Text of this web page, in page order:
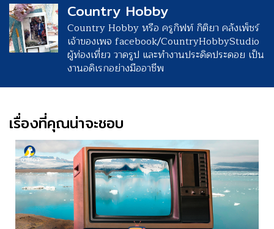
Country Hobby
Country Hobby หรือ ครูกิฟท์ กิติยา คลังเพ็ชร์
เจ้าของเพจ facebook/CountryHobbyStudio
ผู้ท่องเที่ยว วาดรูป และทำงานประดิดประดอย เป็น
งานอดิเรกอย่างมืออาชีพ
เรื่องที่คุณน่าจะชอบ